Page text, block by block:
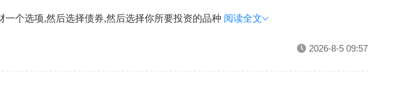
个选项,然后选择债券,然后选择你所要投资的品种 阅读全文
2026-8-5 09:57